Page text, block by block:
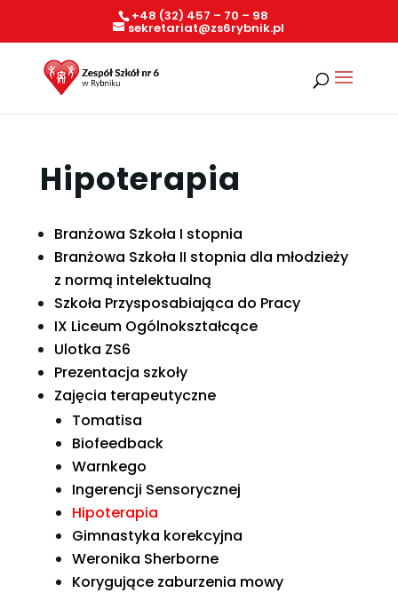
+48 (32) 457 – 70 – 98
sekretariat@zs6rybnik.pl
Hipoterapia
Branżowa Szkoła I stopnia
Branżowa Szkoła II stopnia dla młodzieży
z normą intelektualną
Szkoła Przysposabiająca do Pracy
IX Liceum Ogólnokształcące
Ulotka ZS6
Prezentacja szkoły
Zajęcia terapeutyczne
Tomatisa
Biofeedback
Warnkego
Ingerencji Sensorycznej
Hipoterapia
Gimnastyka korekcyjna
Weronika Sherborne
Korygujące zaburzenia mowy